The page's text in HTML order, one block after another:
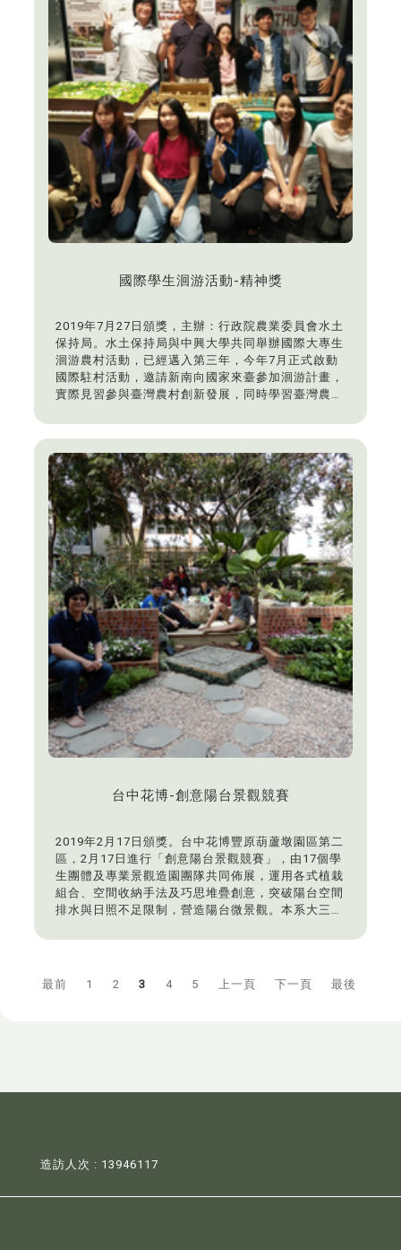
國際學生洄游活動-精神獎
2019年7月27日頒獎，主辦：行政院農業委員會水土
保持局。水土保持局與中興大學共同舉辦國際大專生
洄游農村活動，已經邁入第三年，今年7月正式啟動
國際駐村活動，邀請新南向國家來臺參加洄游計畫，
實際見習參與臺灣農村創新發展，同時學習臺灣農村
區，與當地居民共同進行里山地景的環境營造。指導
台中花博-創意陽台景觀競賽
2019年2月17日頒獎。台中花博豐原葫蘆墩園區第二
區，2月17日進行「創意陽台景觀競賽」，由17個學
生團體及專業景觀造園團隊共同佈展，運用各式植栽
組合、空間收納手法及巧思堆疊創意，突破陽台空間
排水與日照不足限制，營造陽台微景觀。本系大三學
健宇、蘇冠儒、黃孝萱）參與本競賽，在業界參賽隊
最前
1 2 3 4 5 上一頁 下一頁 最後
造訪人次 : 13946117